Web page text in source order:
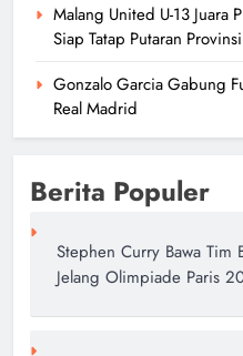
Malang United U-13 Juara
Siap Tatap Putaran Provinsi
Gonzalo Garcia Gabung
Real Madrid
Berita Populer
Stephen Curry Bawa Tim
Jelang Olimpiade Paris